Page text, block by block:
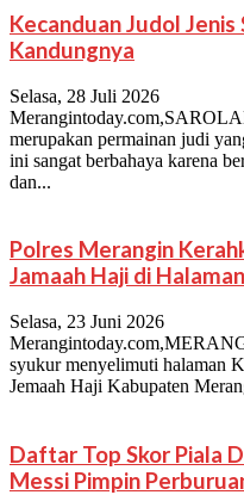
Kecanduan Judol
Kandungnya
Selasa, 28 Juli 2026
merupakan permainan judi
ini sangat berbahaya karena
dan...
Polres Merangin
Jamaah Haji di
Selasa, 23 Juni 2026
syukur menyelimuti halaman
Jemaah Haji Kabupaten
Daftar Top Skor Piala
Messi Pimpin